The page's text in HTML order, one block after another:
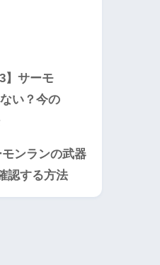
モンランの武器
認する方法